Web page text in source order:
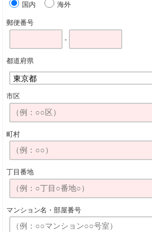
国内 海外
郵便番号
-
都道府県
市区
町村
丁目番地
マンション名・部屋番号